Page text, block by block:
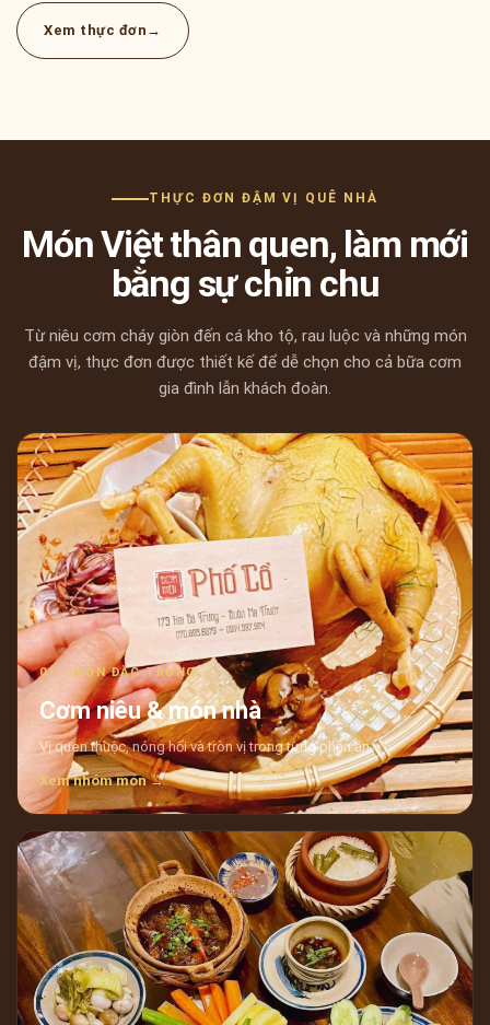
Xem thực đơn →
THỰC ĐƠN ĐẬM VỊ QUÊ NHÀ
Món Việt thân quen, làm mới
bằng sự chỉn chu
Từ niêu cơm cháy giòn đến cá kho tộ, rau luộc và những món
đậm vị, thực đơn được thiết kế để dễ chọn cho cả bữa cơm
gia đình lẫn khách đoàn.
01 • MÓN ĐẶC TRƯNG
Cơm niêu & món nhà
Vị quen thuộc, nóng hổi và tròn vị trong từng phần ăn.
Xem nhóm món →